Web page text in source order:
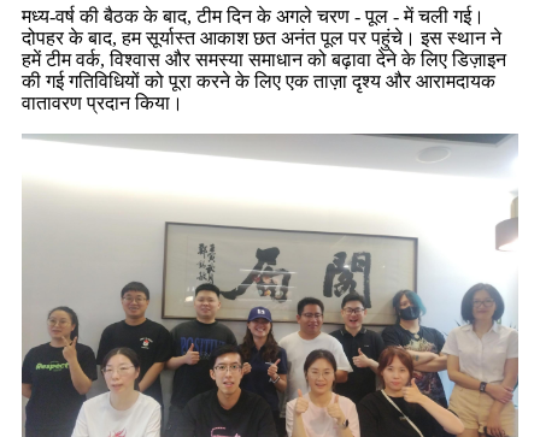
मध्य-वर्ष की बैठक के बाद, टीम दिन के अगले चरण - पूल - में चली गई।
दोपहर के बाद, हम सूर्यास्त आकाश छत अनंत पूल पर पहुंचे। इस स्थान ने
हमें टीम वर्क, विश्वास और समस्या समाधान को बढ़ावा देने के लिए डिज़ाइन
की गई गतिविधियों को पूरा करने के लिए एक ताज़ा दृश्य और आरामदायक
वातावरण प्रदान किया।